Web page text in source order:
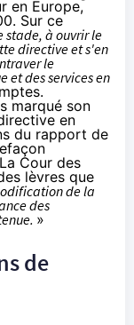
en Europe,
Sur ce
stade, à ouvrir le
directive et s'en
le
et des services en
.
marqué son
en
du rapport de
Cour des
lèvres que
de la
des
»
de